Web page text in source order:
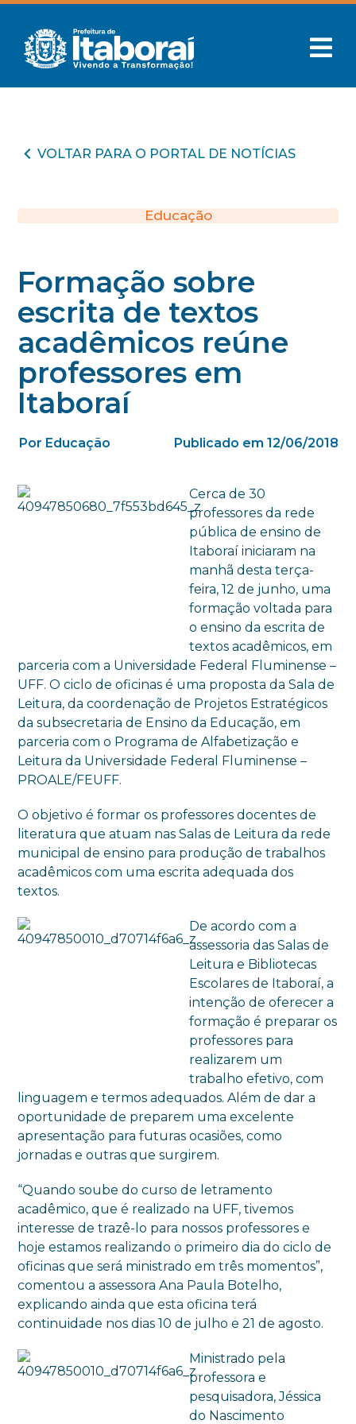
VOLTAR PARA O PORTAL DE NOTÍCIAS
Educação
Formação sobre
escrita de textos
acadêmicos reúne
professores em
Itaboraí
Por Educação Publicado em 12/06/2018
Cerca de 30
professores da rede
pública de ensino de
Itaboraí iniciaram na
manhã desta terça-
feira, 12 de junho, uma
formação voltada para
o ensino da escrita de
textos acadêmicos, em
parceria com a Universidade Federal Fluminense –
UFF. O ciclo de oficinas é uma proposta da Sala de
Leitura, da coordenação de Projetos Estratégicos
da subsecretaria de Ensino da Educação, em
parceria com o Programa de Alfabetização e
Leitura da Universidade Federal Fluminense –
PROALE/FEUFF.
O objetivo é formar os professores docentes de
literatura que atuam nas Salas de Leitura da rede
municipal de ensino para produção de trabalhos
acadêmicos com uma escrita adequada dos
textos.
De acordo com a
assessoria das Salas de
Leitura e Bibliotecas
Escolares de Itaboraí, a
intenção de oferecer a
formação é preparar os
professores para
realizarem um
trabalho efetivo, com
linguagem e termos adequados. Além de dar a
oportunidade de preparem uma excelente
apresentação para futuras ocasiões, como
jornadas e outras que surgirem.
“Quando soube do curso de letramento
acadêmico, que é realizado na UFF, tivemos
interesse de trazê-lo para nossos professores e
hoje estamos realizando o primeiro dia do ciclo de
oficinas que será ministrado em três momentos”,
comentou a assessora Ana Paula Botelho,
explicando ainda que esta oficina terá
continuidade nos dias 10 de julho e 21 de agosto.
Ministrado pela
professora e
pesquisadora, Jéssica
do Nascimento